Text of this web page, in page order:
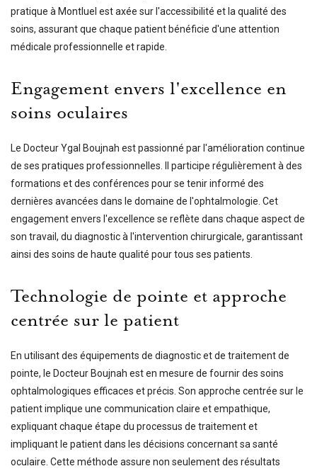
pratique à Montluel est axée sur l'accessibilité et la qualité des
soins, assurant que chaque patient bénéficie d'une attention
médicale professionnelle et rapide.
Engagement envers l'excellence en
soins oculaires
Le Docteur Ygal Boujnah est passionné par l'amélioration continue
de ses pratiques professionnelles. Il participe régulièrement à des
formations et des conférences pour se tenir informé des
dernières avancées dans le domaine de l'ophtalmologie. Cet
engagement envers l'excellence se reflète dans chaque aspect de
son travail, du diagnostic à l'intervention chirurgicale, garantissant
ainsi des soins de haute qualité pour tous ses patients.
Technologie de pointe et approche
centrée sur le patient
En utilisant des équipements de diagnostic et de traitement de
pointe, le Docteur Boujnah est en mesure de fournir des soins
ophtalmologiques efficaces et précis. Son approche centrée sur le
patient implique une communication claire et empathique,
expliquant chaque étape du processus de traitement et
impliquant le patient dans les décisions concernant sa santé
oculaire. Cette méthode assure non seulement des résultats